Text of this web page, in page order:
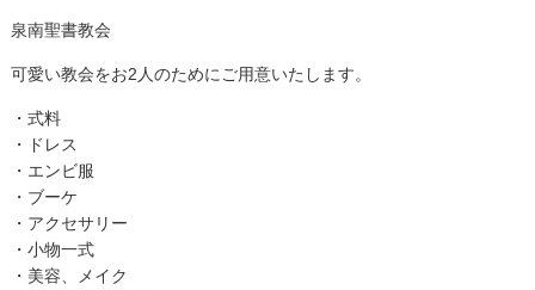
泉南聖書教会
可愛い教会をお2人のためにご用意いたします。
・式料
・ドレス
・エンビ服
・ブーケ
・アクセサリー
・小物一式
・美容、メイク